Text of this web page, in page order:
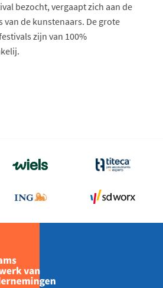
bezocht, vergaapt zich aan de
van de kunstenaars. De grote
zijn van 100%